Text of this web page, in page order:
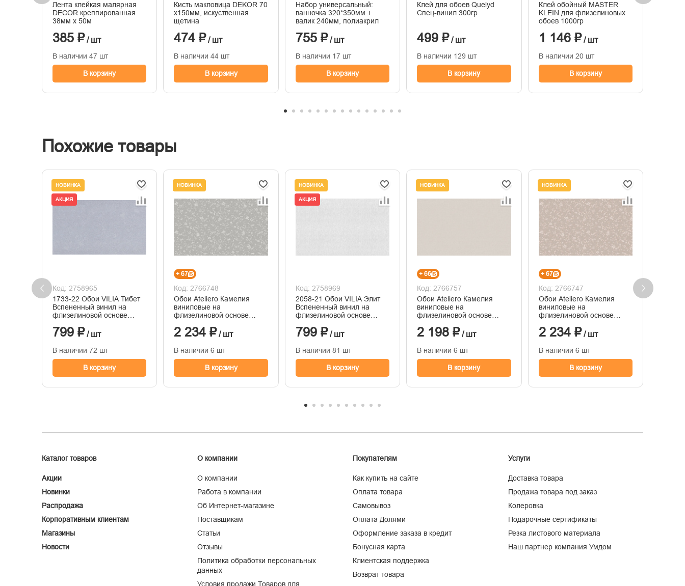
Лента клейкая малярная
DECOR креппированная
38мм х 50м
385 ₽ / шт
В наличии 47 шт
В корзину
Кисть макловица DEKOR 70
х150мм, искуственная
щетина
474 ₽ / шт
В наличии 44 шт
В корзину
Набор универсальный:
ванночка 320*350мм +
валик 240мм, полиакрил
755 ₽/ шт
В наличии 17 шт
В корзину
Клей для обоев Quelyd
Спец-винил 300гр
499 ₽ / шт
В наличии 129 шт
В корзину
Клей обойный MASTER
KLEIN для флизелиновых
обоев 1000гр
1 146 ₽/ шт
В наличии 20 шт
В корзину
Похожие товары
НОВИНКА
АКЦИЯ
Код: 2758965
1733-22 Обои VILIA Тибет
Вспененный винил на
флизелиновой основе
799 ₽ / шт
В наличии 72 шт
В корзину
НОВИНКА
+ 67
Код: 2766748
Обои Ateliero Камелия
виниловые на
флизелиновой основе
1,06м*10м
2 234 ₽ / шт
В наличии 6 шт
В корзину
НОВИНКА
АКЦИЯ
Код: 2758969
2058-21 Обои VILIA Элит
Вспененный винил на
флизелиновой основе
799 ₽/ шт
В наличии 81 шт
В корзину
НОВИНКА
+ 66
Код: 2766757
Обои Ateliero Камелия
виниловые на
флизелиновой основе
1,06м*10м
2 198 ₽ / шт
В наличии 6 шт
В корзину
НОВИНКА
+ 67
Код: 2766747
Обои Ateliero Камелия
виниловые на
флизелиновой основе
1,06м*10м
2 234 ₽/ шт
В наличии 6 шт
В корзину
Каталог товаров
Акции
Новинки
Распродажа
Корпоративным клиентам
Магазины
Новости
О компании
О компании
Работа в компании
Об Интернет-магазине
Поставщикам
Статьи
Отзывы
Политика обработки персональных
данных
Условия продажи Товаров для
Покупателям
Как купить на сайте
Оплата товара
Самовывоз
Оплата Долями
Оформление заказа в кредит
Бонусная карта
Клиентская поддержка
Возврат товара
Услуги
Доставка товара
Продажа товара под заказ
Колеровка
Подарочные сертификаты
Резка листового материала
Наш партнер компания Умдом